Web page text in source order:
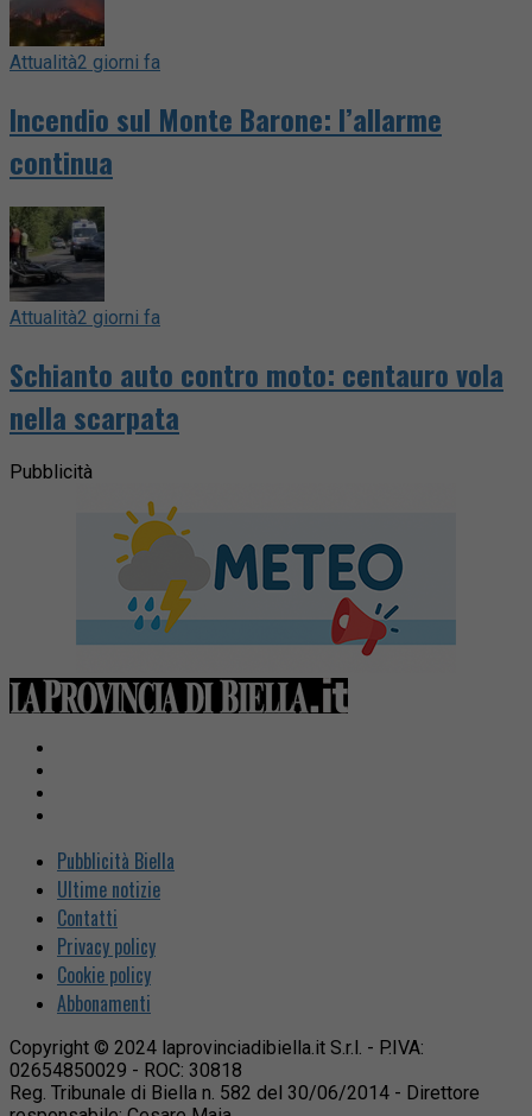
Attualità2 giorni fa
Incendio sul Monte Barone: l’allarme
continua
Attualità2 giorni fa
Schianto auto contro moto: centauro vola
nella scarpata
Pubblicità
Pubblicità Biella
Ultime notizie
Contatti
Privacy policy
Cookie policy
Abbonamenti
Copyright © 2024 laprovinciadibiella.it S.r.l. - P.IVA:
02654850029 - ROC: 30818
Reg. Tribunale di Biella n. 582 del 30/06/2014 - Direttore